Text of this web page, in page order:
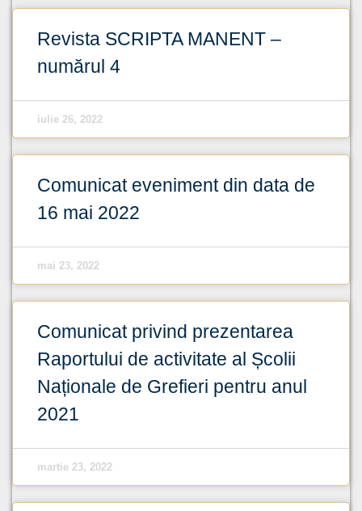
Revista SCRIPTA MANENT –
numărul 4
iulie 26, 2022
Comunicat eveniment din data de
16 mai 2022
mai 23, 2022
Comunicat privind prezentarea
Raportului de activitate al Școlii
Naționale de Grefieri pentru anul
2021
martie 23, 2022